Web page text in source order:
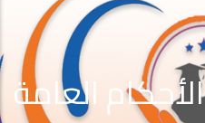
الأحكام العامة